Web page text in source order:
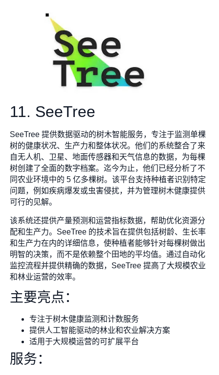
11. SeeTree
SeeTree 提供数据驱动的树木智能服务，专注于监测单棵
树的健康状况、生产力和整体状况。他们的系统整合了来
自无人机、卫星、地面传感器和天气信息的数据，为每棵
树创建了全面的数字档案。迄今为止，他们已经分析了不
同农业环境中的 5 亿多棵树。该平台支持种植者识别特定
问题，例如疾病爆发或虫害侵扰，并为管理树木健康提供
可行的见解。
该系统还提供产量预测和运营指标数据，帮助优化资源分
配和生产力。SeeTree 的技术旨在提供包括树龄、生长率
和生产力在内的详细信息，使种植者能够针对每棵树做出
明智的决策，而不是依赖整个田地的平均值。通过自动化
监控流程并提供精确的数据，SeeTree 提高了大规模农业
和林业运营的效率。
主要亮点：
专注于树木健康监测和计数服务
提供人工智能驱动的林业和农业解决方案
适用于大规模运营的可扩展平台
服务：